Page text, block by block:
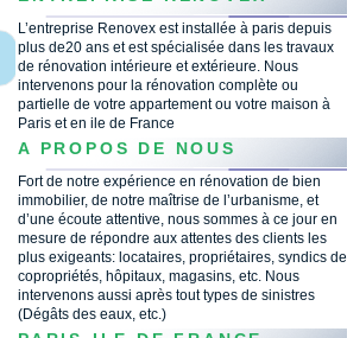
L’entreprise Renovex est installée à paris depuis
plus de20 ans et est spécialisée dans les travaux
de rénovation intérieure et extérieure. Nous
intervenons pour la rénovation complète ou
partielle de votre appartement ou votre maison à
Paris et en ile de France
A PROPOS DE NOUS
Fort de notre expérience en rénovation de bien
immobilier, de notre maîtrise de l’urbanisme, et
d’une écoute attentive, nous sommes à ce jour en
mesure de répondre aux attentes des clients les
plus exigeants: locataires, propriétaires, syndics de
copropriétés, hôpitaux, magasins, etc. Nous
intervenons aussi après tout types de sinistres
(Dégâts des eaux, etc.)